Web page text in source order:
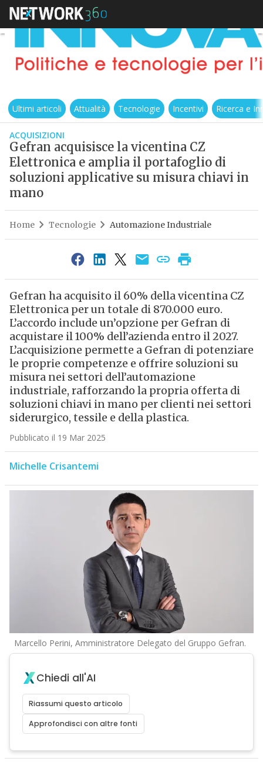
Ultimi articoli Attualità Tecnologie Incentivi Ricerca e
ACQUISIZIONI
Gefran acquisisce la vicentina CZ
Elettronica e amplia il portafoglio di
soluzioni applicative su misura chiavi in
mano
Home Tecnologie Automazione Industriale
Gefran ha acquisito il 60% della vicentina CZ
Elettronica per un totale di 870.000 euro.
L’accordo include un’opzione per Gefran di
acquistare il 100% dell’azienda entro il 2027.
L’acquisizione permette a Gefran di potenziare
le proprie competenze e offrire soluzioni su
misura nei settori dell’automazione
industriale, rafforzando la propria offerta di
soluzioni chiavi in mano per clienti nei settori
siderurgico, tessile e della plastica.
Pubblicato il 19 Mar 2025
Michelle Crisantemi
Marcello Perini, Amministratore Delegato del Gruppo Gefran.
Chiedi all'AI
Riassumi questo articolo
Approfondisci con altre fonti